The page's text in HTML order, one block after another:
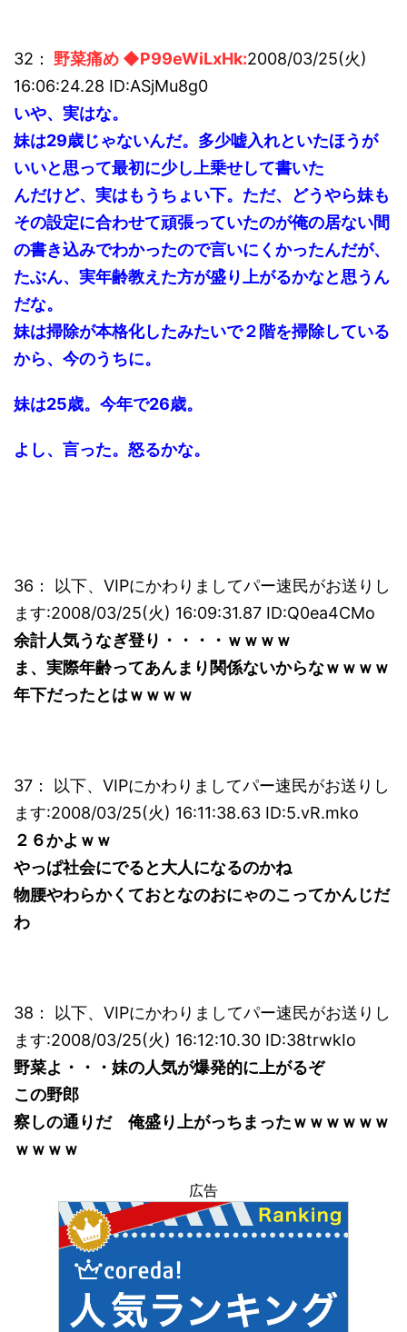
32： 野菜痛め ◆P99eWiLxHk:2008/03/25(火)
16:06:24.28 ID:ASjMu8g0
いや、実はな。
妹は29歳じゃないんだ。多少嘘入れといたほうが
いいと思って最初に少し上乗せして書いた
んだけど、実はもうちょい下。ただ、どうやら妹も
その設定に合わせて頑張っていたのが俺の居ない間
の書き込みでわかったので言いにくかったんだが、
たぶん、実年齢教えた方が盛り上がるかなと思うん
だな。
妹は掃除が本格化したみたいで２階を掃除している
から、今のうちに。
妹は25歳。今年で26歳。
よし、言った。怒るかな。
36： 以下、VIPにかわりましてパー速民がお送りし
ます:2008/03/25(火) 16:09:31.87 ID:Q0ea4CMo
余計人気うなぎ登り・・・・ｗｗｗｗ
ま、実際年齢ってあんまり関係ないからなｗｗｗｗ
年下だったとはｗｗｗｗ
37： 以下、VIPにかわりましてパー速民がお送りし
ます:2008/03/25(火) 16:11:38.63 ID:5.vR.mko
２６かよｗｗ
やっぱ社会にでると大人になるのかね
物腰やわらかくておとなのおにゃのこってかんじだ
わ
38： 以下、VIPにかわりましてパー速民がお送りし
ます:2008/03/25(火) 16:12:10.30 ID:38trwkIo
野菜よ・・・妹の人気が爆発的に上がるぞ
この野郎
察しの通りだ 俺盛り上がっちまったｗｗｗｗｗｗ
ｗｗｗｗ
広告